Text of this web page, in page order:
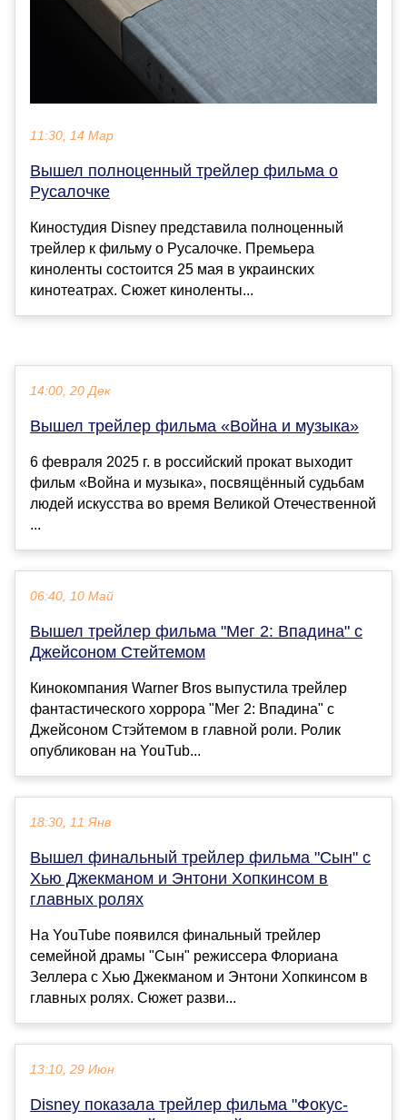
11:30, 14 Мар
Вышел полноценный трейлер фильма о
Русалочке
Киностудия Disney представила полноценный
трейлер к фильму о Русалочке. Премьера
киноленты состоится 25 мая в украинских
кинотеатрах. Сюжет киноленты...
14:00, 20 Дек
Вышел трейлер фильма «Война и музыка»
6 февраля 2025 г. в российский прокат выходит
фильм «Война и музыка», посвящённый судьбам
людей искусства во время Великой Отечественной
...
06:40, 10 Май
Вышел трейлер фильма "Мег 2: Впадина" с
Джейсоном Стейтемом
Кинокомпания Warner Bros выпустила трейлер
фантастического хоррора "Мег 2: Впадина" с
Джейсоном Стэйтемом в главной роли. Ролик
опубликован на YouTub...
18:30, 11 Янв
Вышел финальный трейлер фильма "Сын" с
Хью Джекманом и Энтони Хопкинсом в
главных ролях
На YouTube появился финальный трейлер
семейной драмы "Сын" режиссера Флориана
Зеллера с Хью Джекманом и Энтони Хопкинсом в
главных ролях. Сюжет разви...
13:10, 29 Июн
Disney показала трейлер фильма "Фокус-